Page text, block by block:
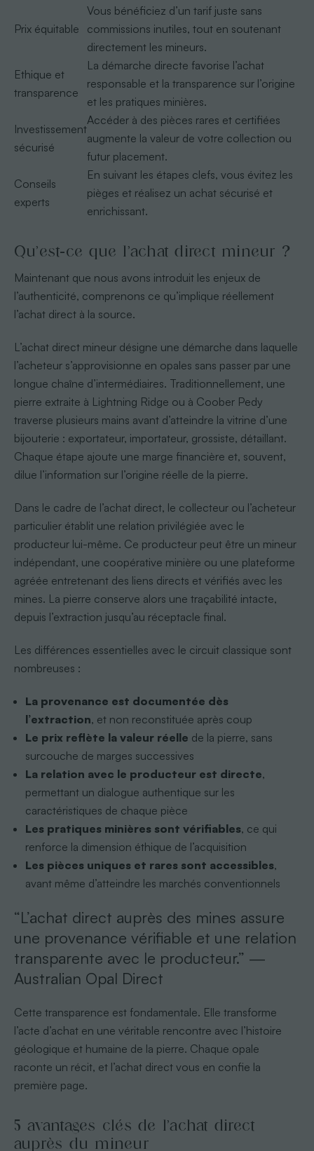
Prix équitable
Vous bénéficiez d’un tarif juste sans
commissions inutiles, tout en soutenant
directement les mineurs.
Ethique et
transparence
La démarche directe favorise l’achat
responsable et la transparence sur l’origine
et les pratiques minières.
Investissement
sécurisé
Accéder à des pièces rares et certifiées
augmente la valeur de votre collection ou
futur placement.
Conseils
experts
En suivant les étapes clefs, vous évitez les
pièges et réalisez un achat sécurisé et
enrichissant.
Qu’est-ce que l’achat direct mineur ?
Maintenant que nous avons introduit les enjeux de
l’authenticité, comprenons ce qu’implique réellement
l’achat direct à la source.
L’achat direct mineur désigne une démarche dans laquelle
l’acheteur s’approvisionne en opales sans passer par une
longue chaîne d’intermédiaires. Traditionnellement, une
pierre extraite à Lightning Ridge ou à Coober Pedy
traverse plusieurs mains avant d’atteindre la vitrine d’une
bijouterie : exportateur, importateur, grossiste, détaillant.
Chaque étape ajoute une marge financière et, souvent,
dilue l’information sur l’origine réelle de la pierre.
Dans le cadre de l’achat direct, le collecteur ou l’acheteur
particulier établit une relation privilégiée avec le
producteur lui-même. Ce producteur peut être un mineur
indépendant, une coopérative minière ou une plateforme
agréée entretenant des liens directs et vérifiés avec les
mines. La pierre conserve alors une traçabilité intacte,
depuis l’extraction jusqu’au réceptacle final.
Les différences essentielles avec le circuit classique sont
nombreuses :
La provenance est documentée dès
l’extraction, et non reconstituée après coup
Le prix reflète la valeur réelle de la pierre, sans
surcouche de marges successives
La relation avec le producteur est directe,
permettant un dialogue authentique sur les
caractéristiques de chaque pièce
Les pratiques minières sont vérifiables, ce qui
renforce la dimension éthique de l’acquisition
Les pièces uniques et rares sont accessibles,
avant même d’atteindre les marchés conventionnels
“L’achat direct auprès des mines assure
une provenance vérifiable et une relation
transparente avec le producteur.” —
Australian Opal Direct
Cette transparence est fondamentale. Elle transforme
l’acte d’achat en une véritable rencontre avec l’histoire
géologique et humaine de la pierre. Chaque opale
raconte un récit, et l’achat direct vous en confie la
première page.
5 avantages clés de l’achat direct
auprès du mineur